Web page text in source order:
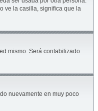
ve la casilla, significa que la
mismo. Será contabilizado
nuevamente en muy poco